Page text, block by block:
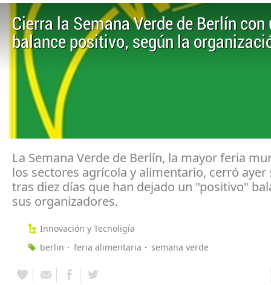
Cierra la Semana Verde de Berlín con
balance positivo, según la
La Semana Verde de Berlín, la mayor feria
los sectores agrícola y alimentario, cerró ayer
tras diez días que han dejado un "positivo"
sus organizadores.
Innovación y Tecnoligía
berlin
feria alimentaria semana verde